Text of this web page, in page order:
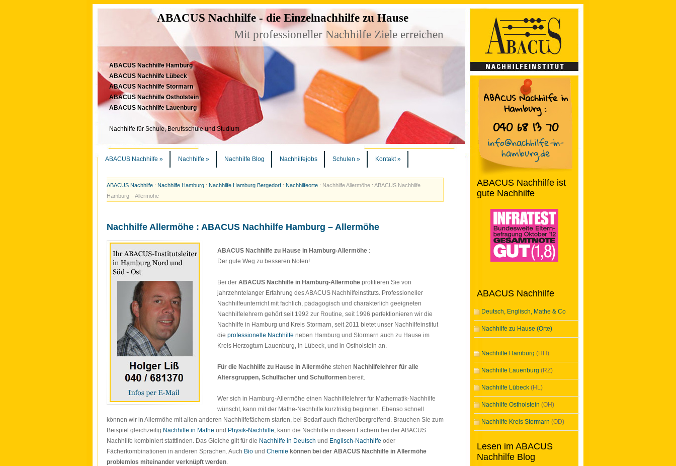
ABACUS Nachhilfe in
Hamburg:
040 68 13 70
info@nachhilfe-in-
hamburg.de
ABACUS Nachhilfe - die Einzelnachhilfe zu Hause
Mit professioneller Nachhilfe Ziele erreichen
ABACUS Nachhilfe Hamburg
ABACUS Nachhilfe Lübeck
ABACUS Nachhilfe Stormarn
ABACUS Nachhilfe Ostholstein
ABACUS Nachhilfe Lauenburg
Nachhilfe für Schule, Berufsschule und Studium
ABACUS Nachhilfe » Nachhilfe » Nachhilfe Blog Nachhilfejobs Schulen » Kontakt»
ABACUS Nachhilfe : Nachhilfe Hamburg : Nachhilfe Hamburg Bergedorf : Nachhilfeorte : Nachhilfe Allermöhe : ABACUS Nachhilfe
Hamburg – Allermöhe
Nachhilfe Allermöhe : ABACUS Nachhilfe Hamburg – Allermöhe
ABACUS Nachhilfe zu Hause in Hamburg-Allermöhe :
Der gute Weg zu besseren Noten!
Bei der ABACUS Nachhilfe in Hamburg-Allermöhe profitieren Sie von
jahrzehntelanger Erfahrung des ABACUS Nachhilfeinstituts. Professioneller
Nachhilfeunterricht mit fachlich, pädagogisch und charakterlich geeigneten
Nachhilfelehrern gehört seit 1992 zur Routine, seit 1996 perfektionieren wir die
Nachhilfe in Hamburg und Kreis Stormarn, seit 2011 bietet unser Nachhilfeinstitut
die professionelle Nachhilfe neben Hamburg und Stormarn auch zu Hause im
Kreis Herzogtum Lauenburg, in Lübeck, und in Ostholstein an.
Für die Nachhilfe zu Hause in Allermöhe stehen Nachhilfelehrer für alle
Altersgruppen, Schulfächer und Schulformen bereit.
Wer sich in Hamburg-Allermöhe einen Nachhilfelehrer für Mathematik-Nachhilfe
wünscht, kann mit der Mathe-Nachhilfe kurzfristig beginnen. Ebenso schnell
können wir in Allermöhe mit allen anderen Nachhilfefächern starten, bei Bedarf auch fächerübergreifend. Brauchen Sie zum
Beispiel gleichzeitig Nachhilfe in Mathe und Physik-Nachhilfe, kann die Nachhilfe in diesen Fächern bei der ABACUS
Nachhilfe kombiniert stattfinden. Das Gleiche gilt für die Nachhilfe in Deutsch und Englisch-Nachhilfe oder
Fächerkombinationen in anderen Sprachen. Auch Bio und Chemie können bei der ABACUS Nachhilfe in Allermöhe
problemlos miteinander verknüpft werden.
ABACUS Nachhilfe ist
gute Nachhilfe
ABACUS Nachhilfe
Deutsch, Englisch, Mathe & Co
Nachhilfe zu Hause (Orte)
Nachhilfe Hamburg (HH)
Nachhilfe Lauenburg (RZ)
Nachhilfe Lübeck (HL)
Nachhilfe Ostholstein (OH)
Nachhilfe Kreis Stormarn (OD)
Lesen im ABACUS
Nachhilfe Blog